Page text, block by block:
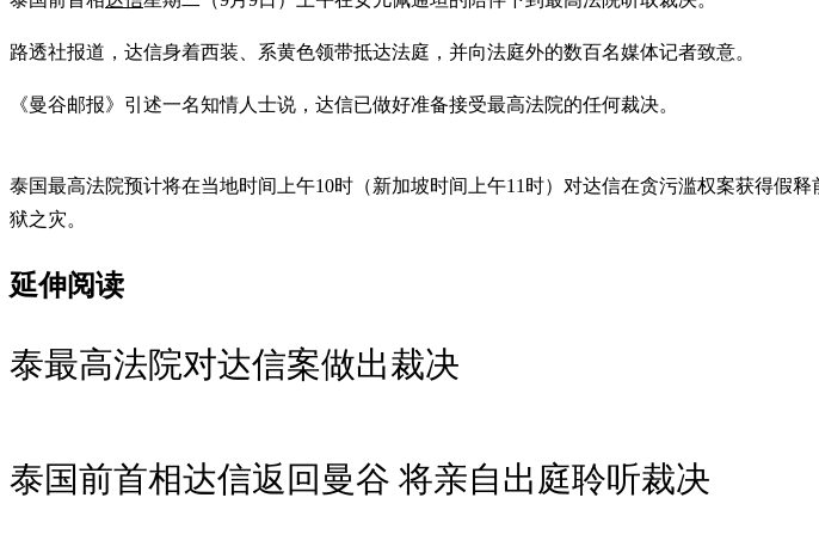
路透社报道，达信身着西装、系黄色领带抵达法庭，并向法庭外的数百名媒体记者致意。
《曼谷邮报》引述一名知情人士说，达信已做好准备接受最高法院的任何裁决。
泰国最高法院预计将在当地时间上午10时（新加坡时间上午11时）对达信在贪污滥权案获得假
狱之灾。
延伸阅读
泰最高法院对达信案做出裁决
泰国前首相达信返回曼谷 将亲自出庭聆听裁决